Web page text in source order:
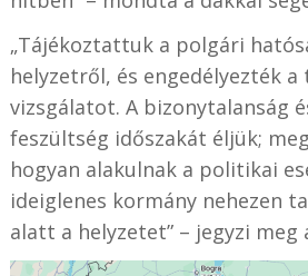
„Tájékoztattuk a polgári
helyzetről, és engedélyezték a
vizsgálatot. A bizonytalanság
feszültség időszakát éljük;
hogyan alakulnak a politikai
ideiglenes kormány nehezen
alatt a helyzetet” – jegyzi meg